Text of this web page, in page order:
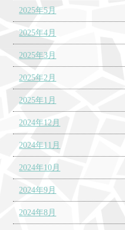
2025年5月
2025年4月
2025年3月
2025年2月
2025年1月
2024年12月
2024年11月
2024年10月
2024年9月
2024年8月